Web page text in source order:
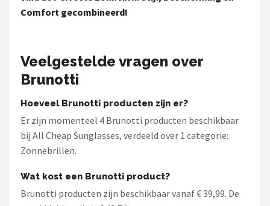
Comfort gecombineerd!
Veelgestelde vragen over
Brunotti
Hoeveel Brunotti producten zijn er?
Er zijn momenteel 4 Brunotti producten beschikbaar
bij All Cheap Sunglasses, verdeeld over 1 categorie:
Zonnebrillen.
Wat kost een Brunotti product?
Brunotti producten zijn beschikbaar vanaf € 39,99. De